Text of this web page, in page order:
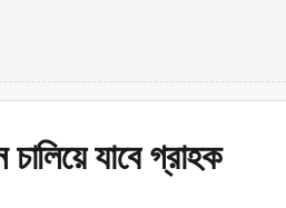
যাবে গ্রাহক